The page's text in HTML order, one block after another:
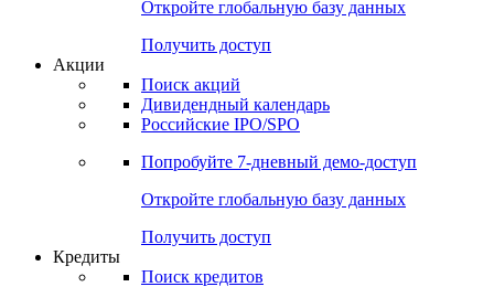
Откройте глобальную базу данных
Получить доступ
Акции
Поиск акций
Дивидендный календарь
Российские IPO/SPO
Попробуйте 7-дневный демо-доступ
Откройте глобальную базу данных
Получить доступ
Кредиты
Поиск кредитов